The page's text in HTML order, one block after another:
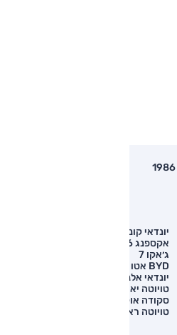
יונדאי קונה
אקספנג G6
ג׳אקו 7
BYD אטו 3
יונדאי אלנטרה
טויוטה יאריס קרוס
סקודה אוקטביה
טויוטה ראב 4